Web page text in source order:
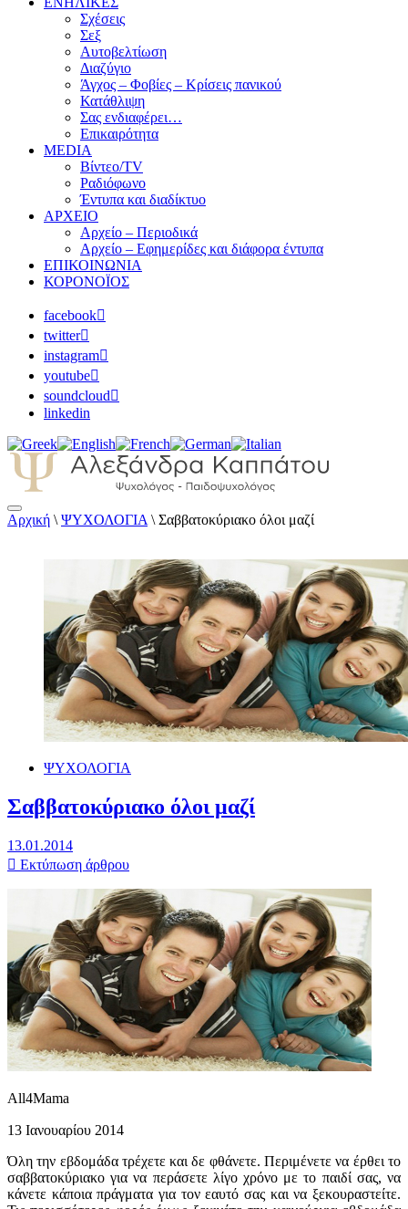
Σχέσεις
Σεξ
Αυτοβελτίωση
Διαζύγιο
Άγχος – Φοβίες – Κρίσεις πανικού
Κατάθλιψη
Σας ενδιαφέρει…
Επικαιρότητα
MEDIA
Βίντεο/TV
Ραδιόφωνο
Έντυπα και διαδίκτυο
ΑΡΧΕΙΟ
Αρχείο – Περιοδικά
Αρχείο – Εφημερίδες και διάφορα έντυπα
ΕΠΙΚΟΙΝΩΝΙΑ
ΚΟΡΟΝΟΪΟΣ
facebook
twitter
instagram
youtube
soundcloud
linkedin
Αλεξάνδρα Καππάτου Ψυχολόγος –
Αρχική \ ΨΥΧΟΛΟΓΙΑ \ Σαββατοκύριακο όλοι μαζί
ΨΥΧΟΛΟΓΙΑ
Σαββατοκύριακο όλοι μαζί
13.01.2014
Εκτύπωση άρθρου
All4Mama
13 Ιανουαρίου 2014
Όλη την εβδομάδα τρέχετε και δε φθάνετε. Περιμένετε να έρθει το
σαββατοκύριακο για να περάσετε λίγο χρόνο με το παιδί σας, να
κάνετε κάποια πράγματα για τον εαυτό σας και να ξεκουραστείτε.